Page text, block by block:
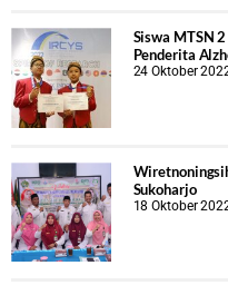
Siswa MTSN
Penderita
24 Oktober
Sukoharjo
18 Oktober